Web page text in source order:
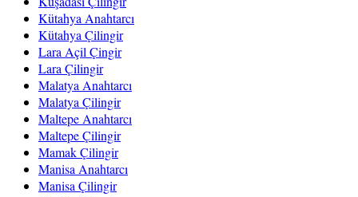
Kütahya Anahtarcı
Kütahya Çilingir
Lara Açil Çingir
Lara Çilingir
Malatya Anahtarcı
Malatya Çilingir
Maltepe Anahtarcı
Maltepe Çilingir
Mamak Çilingir
Manisa Anahtarcı
Manisa Çilingir